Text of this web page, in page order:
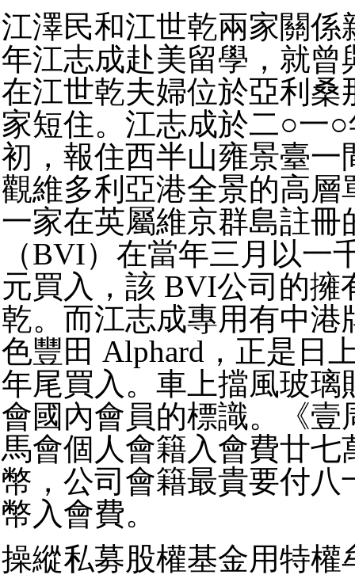
江澤民和江世乾兩家關係
年江志成赴美留學，就曾
在江世乾夫婦位於亞利桑
家短住。江志成於二○一
初，報住西半山雍景臺一
觀維多利亞港全景的高層
一家在英屬維京群島註冊
（BVI）在當年三月以一
元買入，該 BVI公司的擁
乾。而江志成專用有中港
色豐田 Alphard，正是日
年尾買入。車上擋風玻璃
會國內會員的標識。《壹
馬會個人會籍入會費廿七
幣，公司會籍最貴要付八
幣入會費。
操縱私募股權基金用特權